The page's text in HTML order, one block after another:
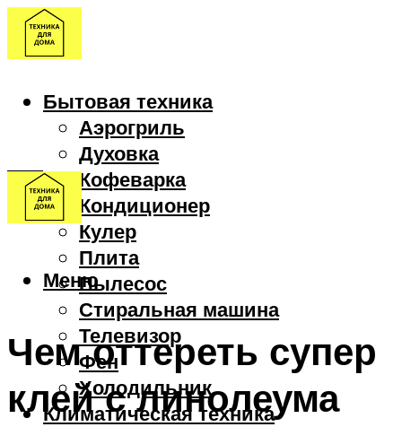
Бытовая техника
Аэрогриль
Духовка
Кофеварка
Кондиционер
Кулер
Плита
Пылесос
Стиральная машина
Телевизор
Фен
Холодильник
Климатическая техника
Меню
Чем оттереть супер
клей с линолеума